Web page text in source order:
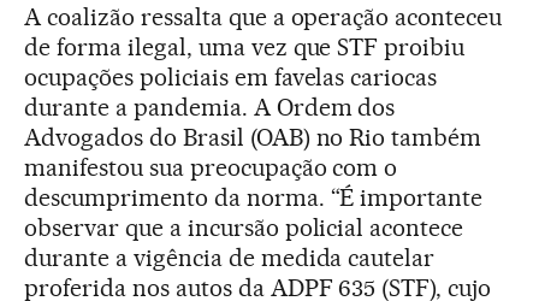
A coalizão ressalta que a operação aconteceu
de forma ilegal, uma vez que STF proibiu
ocupações policiais em favelas cariocas
durante a pandemia. A Ordem dos
Advogados do Brasil (OAB) no Rio também
manifestou sua preocupação com o
descumprimento da norma. “É importante
observar que a incursão policial acontece
durante a vigência de medida cautelar
proferida nos autos da ADPF 635 (STF), cujo